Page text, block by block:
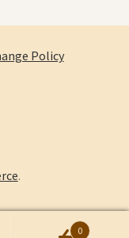
Policy
.
0